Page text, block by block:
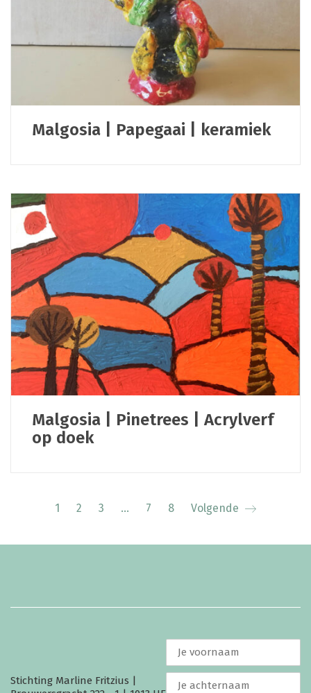
Malgosia | Papegaai | keramiek
Malgosia | Pinetrees | Acrylverf
op doek
1 2 3 … 7 8 Volgende
Stichting Marline Fritzius |